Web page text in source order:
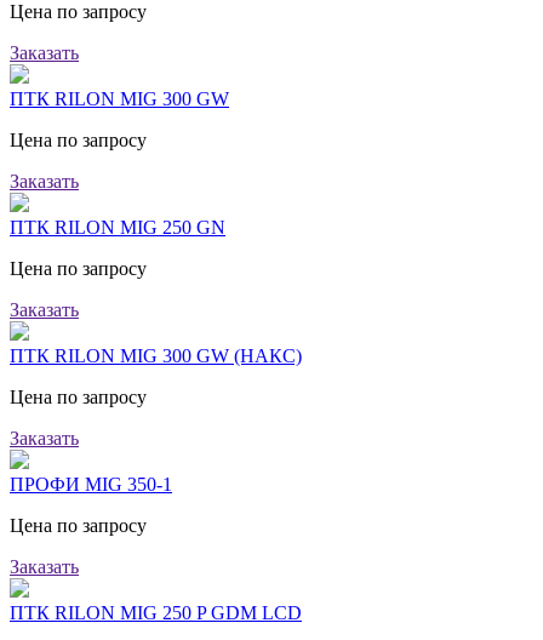
Цена по запросу
Заказать
ПТК RILON MIG 300 GW
Цена по запросу
Заказать
ПТК RILON MIG 250 GN
Цена по запросу
Заказать
ПТК RILON MIG 300 GW (НАКС)
Цена по запросу
Заказать
ПРОФИ MIG 350-1
Цена по запросу
Заказать
ПТК RILON MIG 250 P GDM LCD